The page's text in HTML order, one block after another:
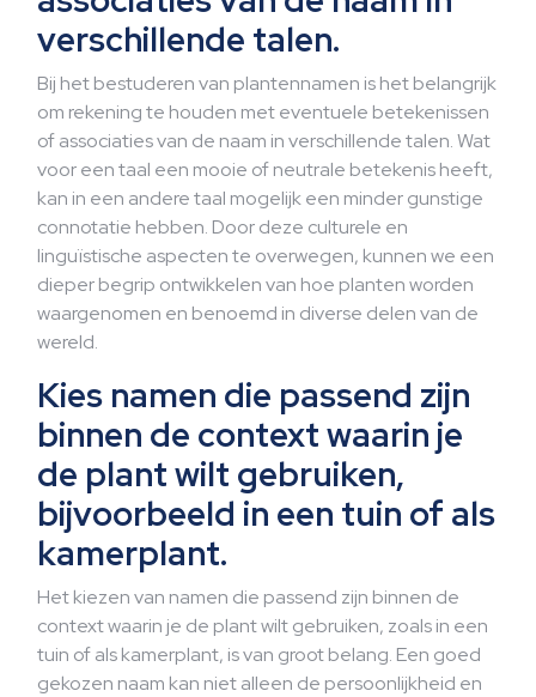
verschillende talen.
Bij het bestuderen van plantennamen is het belangrijk
om rekening te houden met eventuele betekenissen
of associaties van de naam in verschillende talen. Wat
voor een taal een mooie of neutrale betekenis heeft,
kan in een andere taal mogelijk een minder gunstige
connotatie hebben. Door deze culturele en
linguïstische aspecten te overwegen, kunnen we een
dieper begrip ontwikkelen van hoe planten worden
waargenomen en benoemd in diverse delen van de
wereld.
Kies namen die passend zijn
binnen de context waarin je
de plant wilt gebruiken,
bijvoorbeeld in een tuin of als
kamerplant.
Het kiezen van namen die passend zijn binnen de
context waarin je de plant wilt gebruiken, zoals in een
tuin of als kamerplant, is van groot belang. Een goed
gekozen naam kan niet alleen de persoonlijkheid en